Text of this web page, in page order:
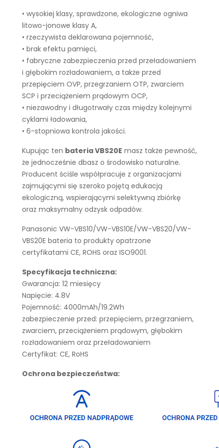
• wysokiej klasy, sprawdzone, ekologiczne ogniwa
litowo-jonowe klasy A,
• rzeczywista deklarowana pojemność,
• brak efektu pamięci,
• fabryczne zabezpieczenia przed przeładowaniem
i głębokim rozładowaniem, a także przed
przepięciem OVP, przegrzaniem OTP, zwarciem
SCP i przeciążeniem prądowym OCP,
• niezawodny i długotrwały czas między kolejnymi
cyklami ładowania,
• 6-stopniowa kontrola jakości.
Kupując ten bateria VBS20E masz także pewność,
że jednocześnie dbasz o środowisko naturalne.
Producent ściśle współpracuje z organizacjami
zajmującymi się szeroko pojętą edukacją
ekologiczną, wspierającymi selektywną zbiórkę
oraz maksymalny odzysk odpadów.
Panasonic VW-VBS10/VW-VBS10E/VW-VBS20/VW-
VBS20E bateria to produkty opatrzone
certyfikatami CE, ROHS oraz ISO9001.
Specyfikacja techniczna:
Gwarancja: 12 miesięcy
Napięcie: 4.8V
Pojemność: 4000mAh/19.2Wh
zabezpieczenie przed: przepięciem, przegrzaniem,
zwarciem, przeciążeniem prądowym, głębokim
rozładowaniem oraz przeładowaniem
Certyfikat: CE, RoHS
Ochrona bezpieczeństwa: